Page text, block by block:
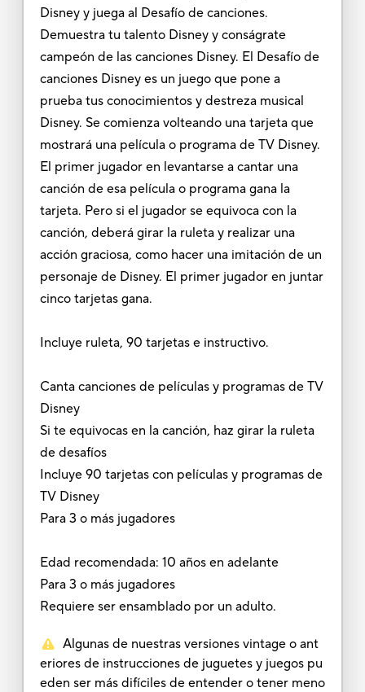
Disney y juega al Desafío de canciones.
Demuestra tu talento Disney y conságrate
campeón de las canciones Disney. El Desafío de
canciones Disney es un juego que pone a
prueba tus conocimientos y destreza musical
Disney. Se comienza volteando una tarjeta que
mostrará una película o programa de TV Disney.
El primer jugador en levantarse a cantar una
canción de esa película o programa gana la
tarjeta. Pero si el jugador se equivoca con la
canción, deberá girar la ruleta y realizar una
acción graciosa, como hacer una imitación de un
personaje de Disney. El primer jugador en juntar
cinco tarjetas gana.
Incluye ruleta, 90 tarjetas e instructivo.
Canta canciones de películas y programas de TV
Disney
Si te equivocas en la canción, haz girar la ruleta
de desafíos
Incluye 90 tarjetas con películas y programas de
TV Disney
Para 3 o más jugadores
Edad recomendada: 10 años en adelante
Para 3 o más jugadores
Requiere ser ensamblado por un adulto.
Algunas de nuestras versiones vintage o ant
eriores de instrucciones de juguetes y juegos pu
eden ser más difíciles de entender o tener meno